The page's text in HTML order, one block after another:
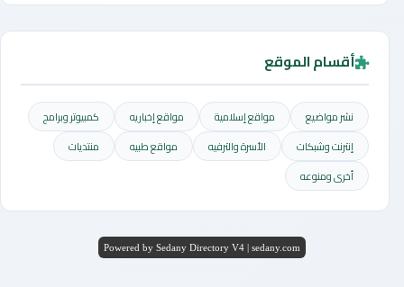
أقسام الموقع
نشر مواضيع مواقع إسلامية مواقع إخباريه
كمبيوتر وبرامج
إنترنت وشبكات
الأسرة والترفيه مواقع طبيه
منتديات
أخرى ومنوعه
Powered by Sedany Directory V4 | sedany.com